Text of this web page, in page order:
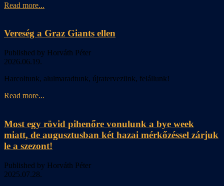
Read more...
Vereség a Graz Giants ellen
Published by Horváth Péter
2026.06.19.
Harcoltunk, alulmaradtunk, újratervezünk, felállunk!
Read more...
Most egy rövid pihenőre vonulunk a bye week
miatt, de augusztusban két hazai mérkőzéssel zárjuk
le a szezont!
Published by Horváth Péter
2025.07.28.